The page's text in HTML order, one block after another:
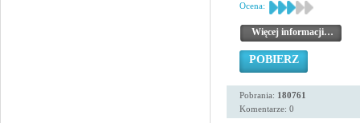
Ocena:
Więcej informacji…
POBIERZ
Pobrania: 180761
Komentarze: 0